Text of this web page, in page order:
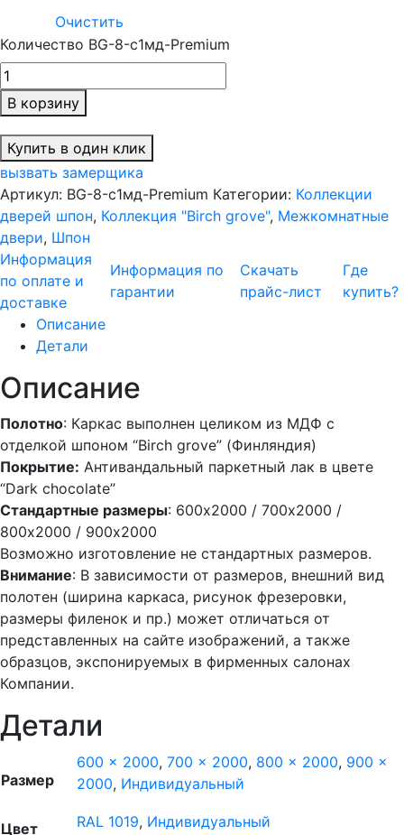
Очистить
Количество BG-8-с1мд-Premium
В корзину
Купить в один клик
вызвать замерщика
Артикул: BG-8-с1мд-Premium Категории: Коллекции
дверей шпон, Коллекция "Birch grove", Межкомнатные
двери, Шпон
Информация
по оплате и
доставке
Информация по
гарантии
Скачать
прайс-лист
Где
купить?
Описание
Детали
Описание
Полотно: Каркас выполнен целиком из МДФ с
отделкой шпоном “Birch grove” (Финляндия)
Покрытие: Антивандальный паркетный лак в цвете
“Dark chocolate”
Стандартные размеры: 600х2000 / 700х2000 /
800х2000 / 900х2000
Возможно изготовление не стандартных размеров.
Внимание: В зависимости от размеров, внешний вид
полотен (ширина каркаса, рисунок фрезеровки,
размеры филенок и пр.) может отличаться от
представленных на сайте изображений, а также
образцов, экспонируемых в фирменных салонах
Компании.
Детали
Размер
600 x 2000, 700 x 2000, 800 x 2000, 900 x
2000, Индивидуальный
Цвет RAL 1019, Индивидуальный